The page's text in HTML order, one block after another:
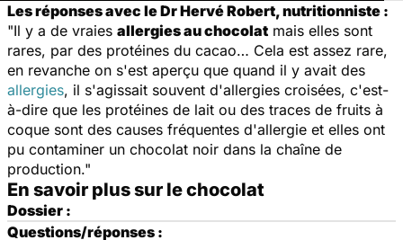
Les réponses avec le Dr Hervé Robert, nutritionniste :
"Il y a de vraies allergies au chocolat mais elles sont
rares, par des protéines du cacao… Cela est assez rare,
en revanche on s'est aperçu que quand il y avait des
allergies, il s'agissait souvent d'allergies croisées, c'est-
à-dire que les protéines de lait ou des traces de fruits à
coque sont des causes fréquentes d'allergie et elles ont
pu contaminer un chocolat noir dans la chaîne de
production."
En savoir plus sur le chocolat
Dossier :
Questions/réponses :